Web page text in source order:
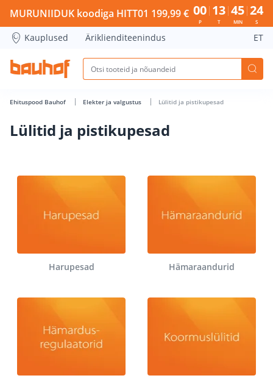
Lülitid ja pistikupesad - Bauhof has loaded
MURUNIIDUK koodiga HITT01 199,99 € 00
P
13
T
45
MIN
23
S
Kauplused Äriklienditeenindus ET
Ehituspood Bauhof Elekter ja valgustus Lülitid ja pistikupesad
Lülitid ja pistikupesad
Harupesad Hämaraandurid